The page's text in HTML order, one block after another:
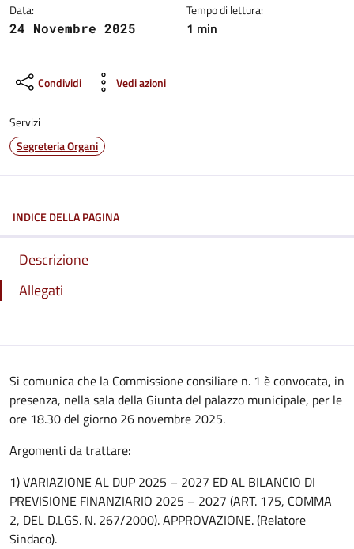
Data:
24 Novembre 2025
Tempo di lettura:
1 min
Condividi Vedi azioni
Servizi
Segreteria Organi
INDICE DELLA PAGINA
Descrizione
Allegati
Si comunica che la Commissione consiliare n. 1 è convocata, in
presenza, nella sala della Giunta del palazzo municipale, per le
ore 18.30 del giorno 26 novembre 2025.
Argomenti da trattare:
1) VARIAZIONE AL DUP 2025 – 2027 ED AL BILANCIO DI
PREVISIONE FINANZIARIO 2025 – 2027 (ART. 175, COMMA
2, DEL D.LGS. N. 267/2000). APPROVAZIONE. (Relatore
Sindaco).